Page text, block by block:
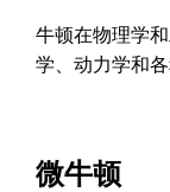
牛顿在物理学
学、动力学和
微牛顿